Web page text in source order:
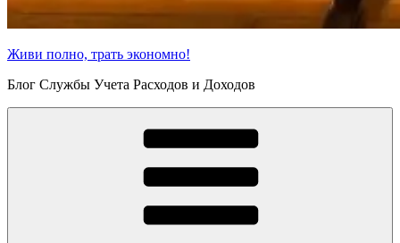
Живи полно, трать экономно!
Блог Службы Учета Расходов и Доходов